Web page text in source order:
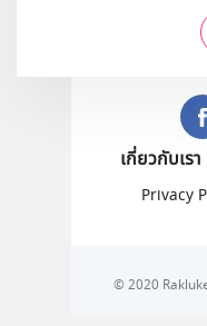
เกี่ยวกับเรา
Privacy
© 2020 Rakluke